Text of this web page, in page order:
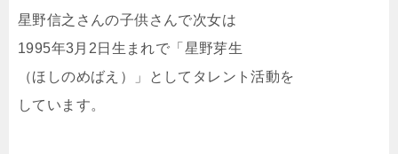
星野信之さんの子供さんで次女は
1995年3月2日生まれで「星野芽生
（ほしのめばえ）」としてタレント活動を
しています。